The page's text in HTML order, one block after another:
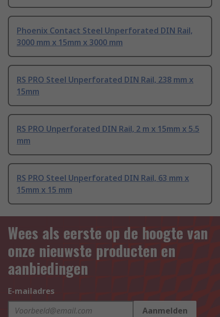
Phoenix Contact Steel Unperforated DIN Rail,
3000 mm x 15mm x 3000 mm
RS PRO Steel Unperforated DIN Rail, 238 mm x
15mm
RS PRO Unperforated DIN Rail, 2 m x 15mm x 5.5
mm
RS PRO Steel Unperforated DIN Rail, 63 mm x
15mm x 15 mm
Wees als eerste op de hoogte van
onze nieuwste producten en
aanbiedingen
E-mailadres
Aanmelden